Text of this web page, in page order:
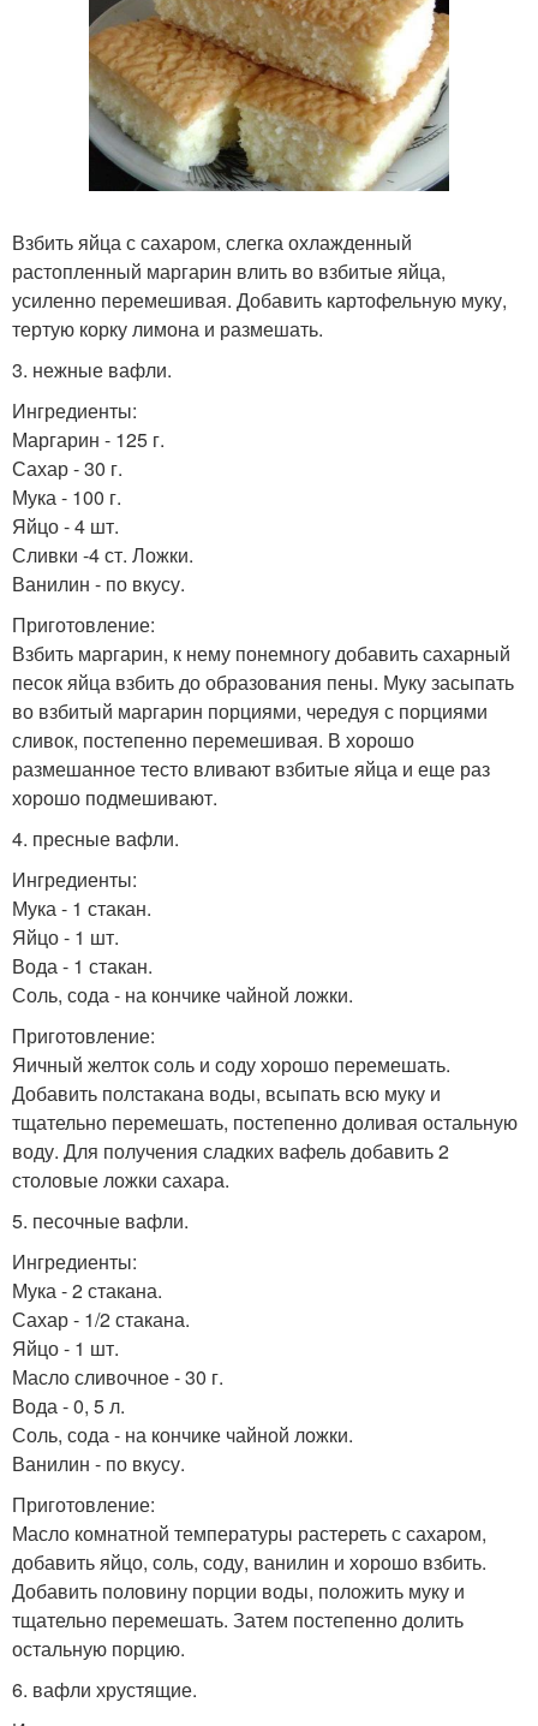
Взбить яйца с сахаром, слегка охлажденный
растопленный маргарин влить во взбитые яйца,
усиленно перемешивая. Добавить картофельную муку,
тертую корку лимона и размешать.
3. нежные вафли.
Ингредиенты:
Маргарин - 125 г.
Сахар - 30 г.
Мука - 100 г.
Яйцо - 4 шт.
Сливки -4 ст. Ложки.
Ванилин - по вкусу.
Приготовление:
Взбить маргарин, к нему понемногу добавить сахарный
песок яйца взбить до образования пены. Муку засыпать
во взбитый маргарин порциями, чередуя с порциями
сливок, постепенно перемешивая. В хорошо
размешанное тесто вливают взбитые яйца и еще раз
хорошо подмешивают.
4. пресные вафли.
Ингредиенты:
Мука - 1 стакан.
Яйцо - 1 шт.
Вода - 1 стакан.
Соль, сода - на кончике чайной ложки.
Приготовление:
Яичный желток соль и соду хорошо перемешать.
Добавить полстакана воды, всыпать всю муку и
тщательно перемешать, постепенно доливая остальную
воду. Для получения сладких вафель добавить 2
столовые ложки сахара.
5. песочные вафли.
Ингредиенты:
Мука - 2 стакана.
Сахар - 1/2 стакана.
Яйцо - 1 шт.
Масло сливочное - 30 г.
Вода - 0, 5 л.
Соль, сода - на кончике чайной ложки.
Ванилин - по вкусу.
Приготовление:
Масло комнатной температуры растереть с сахаром,
добавить яйцо, соль, соду, ванилин и хорошо взбить.
Добавить половину порции воды, положить муку и
тщательно перемешать. Затем постепенно долить
остальную порцию.
6. вафли хрустящие.